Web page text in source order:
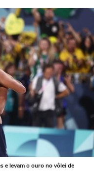
e levam o ouro no vôlei de